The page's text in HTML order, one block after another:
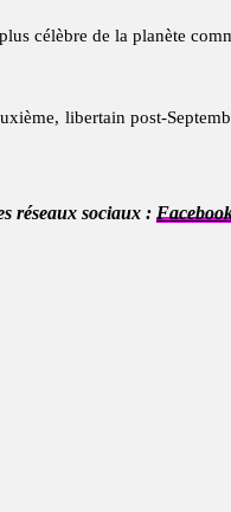
célèbre de la planète
libertain post-
réseaux sociaux :